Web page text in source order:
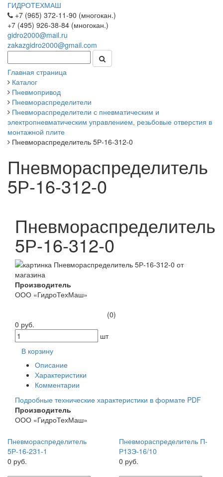
ГИДРОТЕХМАШ
+7 (965) 372-11-90 (многокан.)
+7 (495) 926-38-84 (многокан.)
gidro2000@mail.ru
zakazgidro2000@gmail.com
Главная страница
Каталог
Пневмопривод
Пневмораспределители
Пневмораспределители с пневматическим и
электропневматическим управлением, резьбовые отверстия в
монтажной плите
Пневмораспределитель 5Р-16-312-0
Пневмораспределитель
5Р-16-312-0
Пневмораспределитель
5Р-16-312-0
Производитель
ООО «ГидроТехМаш»
(0)
0 руб.
шт
В корзину
Описание
Характеристики
Комментарии
Подробные технические характеристики в формате PDF
Производитель
ООО «ГидроТехМаш»
Пневмораспределитель
5Р-16-231-1
0 руб.
Пневмораспределитель П-
Р13Э-16/10
0 руб.